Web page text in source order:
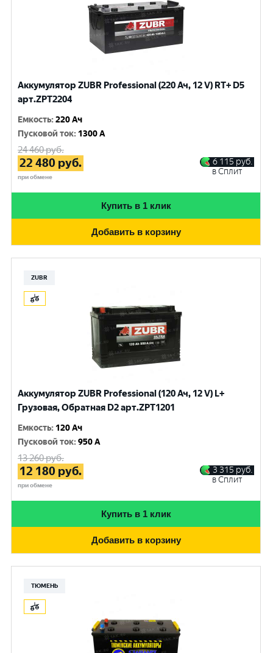
Аккумулятор ZUBR Professional (220 Ач, 12 V) RT+ D5
арт.ZPT2204
Емкость:220 Ач
Пусковой ток: 1300 A
24 460руб.
22 480 руб.
при обмене
6 115 руб.
в Сплит
Купить в 1 клик
Добавить в корзину
ZUBR
Аккумулятор ZUBR Professional (120 Ач, 12 V) L+
Грузовая, Обратная D2 арт.ZPT1201
Емкость: 120 Ач
Пусковой ток:950 A
13 260руб.
12 180 руб.
при обмене
3 315 руб.
в Сплит
Купить в 1 клик
Добавить в корзину
ТЮМЕНЬ